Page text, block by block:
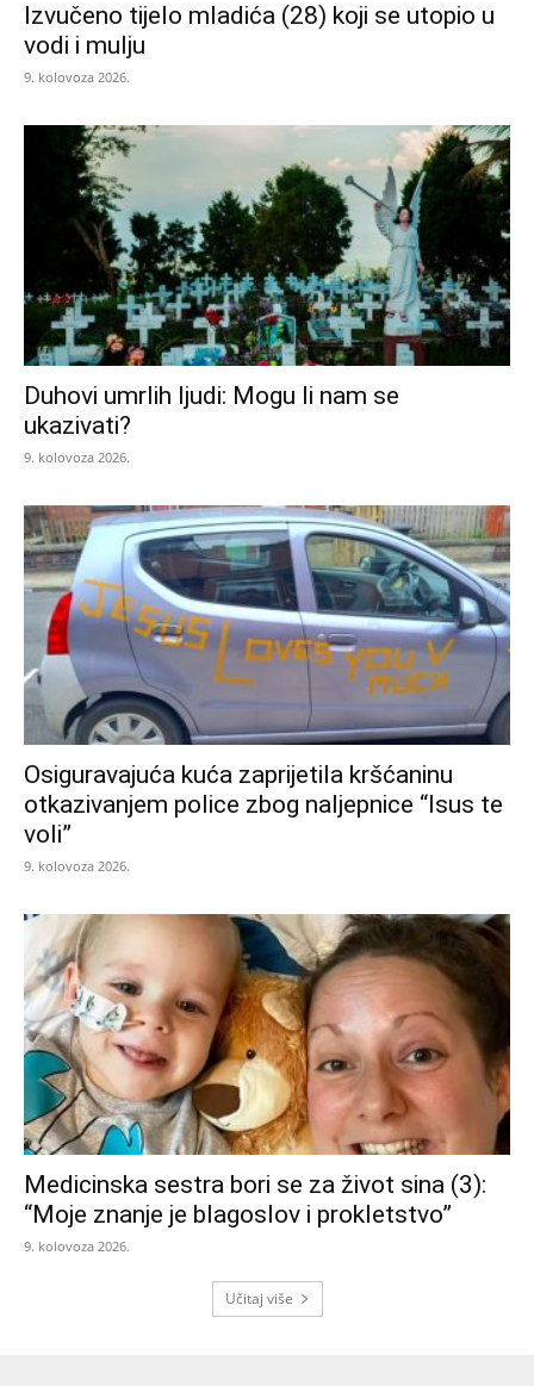
Izvučeno tijelo mladića (28) koji se utopio u
vodi i mulju
9. kolovoza 2026.
Duhovi umrlih ljudi: Mogu li nam se
ukazivati?
9. kolovoza 2026.
Osiguravajuća kuća zaprijetila kršćaninu
otkazivanjem police zbog naljepnice “Isus te
voli”
9. kolovoza 2026.
Medicinska sestra bori se za život sina (3):
“Moje znanje je blagoslov i prokletstvo”
9. kolovoza 2026.
Učitaj više